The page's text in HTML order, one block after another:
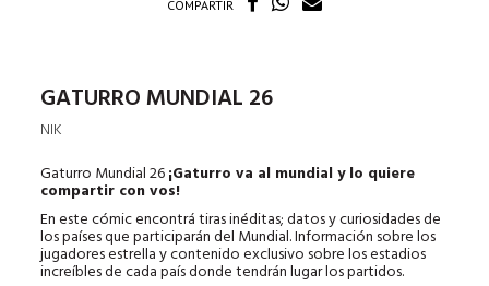
COMPARTIR
GATURRO MUNDIAL 26
NIK
Gaturro Mundial 26¡Gaturro va al mundial y lo quiere
compartir con vos!
En este cómic encontrá tiras inéditas; datos y curiosidades de
los países que participarán del Mundial. Información sobre los
jugadores estrella y contenido exclusivo sobre los estadios
increíbles de cada país donde tendrán lugar los partidos.